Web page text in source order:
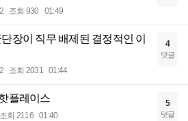
조회 930 01:49
장이 직무 배제된 결정적인 이
조회 2031 01:44
4
댓글
플레이스
조회 2116 01:40
5
댓글